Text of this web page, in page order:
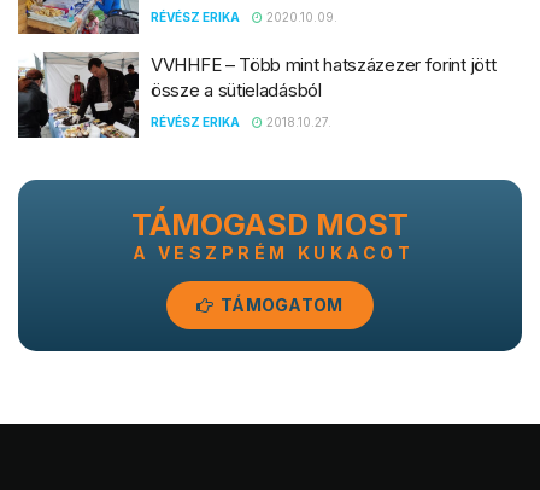
RÉVÉSZ ERIKA 2020.10.09.
VVHHFE – Több mint hatszázezer forint jött
össze a sütieladásból
RÉVÉSZ ERIKA 2018.10.27.
TÁMOGASD MOST
A VESZPRÉM KUKACOT
TÁMOGATOM